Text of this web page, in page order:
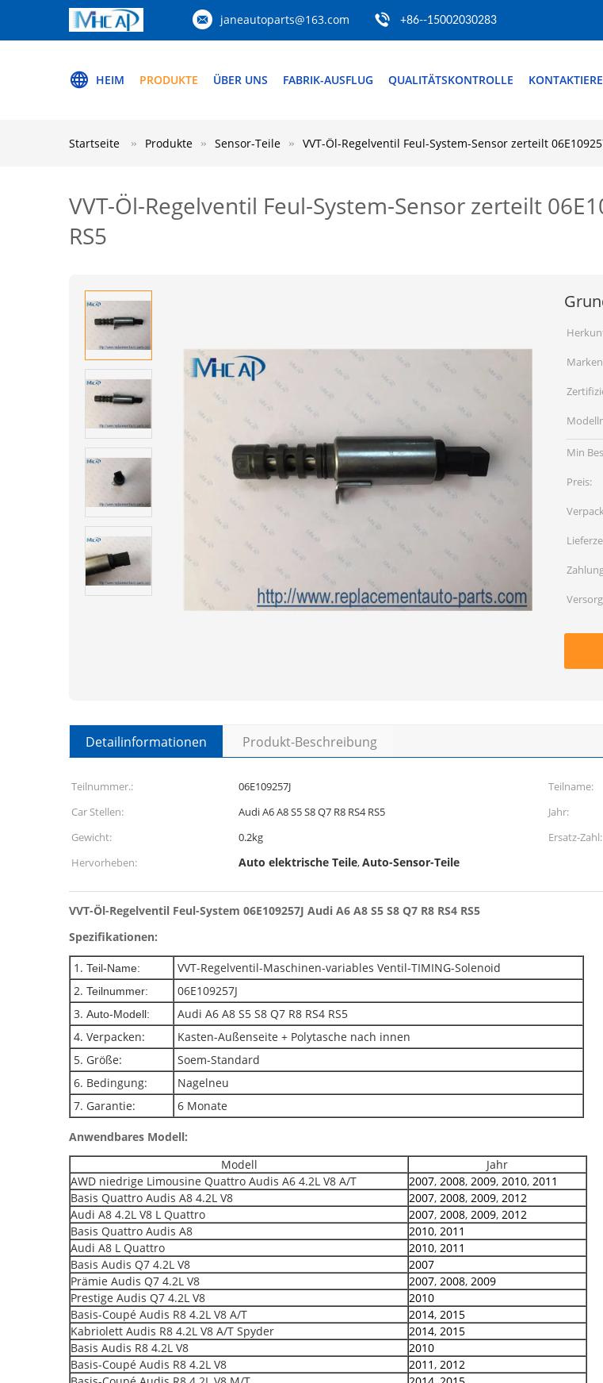
janeautoparts@163.com +86--15002030283
HEIM PRODUKTE ÜBER UNS FABRIK-AUSFLUG QUALITÄTSKONTROLLE
Startseite Produkte Sensor-Teile VVT-Öl-Regelventil Feul-System-Sensor zerteilt
VVT-Öl-Regelventil Feul-System-Sensor zerteilt
RS5
Min
Preis:
Detailinformationen Produkt-Beschreibung
Teilnummer.: 06E109257J Teilname:
Car Stellen:
Audi A6 A8 S5 S8 Q7 R8 RS4 RS5 Jahr:
Gewicht:
0.2kg Ersatz-Zahl:
Hervorheben:
Auto elektrische Teile,Auto-Sensor-Teile
VVT-Öl-Regelventil Feul-System 06E109257J Audi A6 A8 S5 S8 Q7 R8 RS4 RS5
Spezifikationen:
1. Teil-Name:
VVT-Regelventil-Maschinen-variables Ventil-TIMING-Solenoid
2. Teilnummer:
06E109257J
3. Auto-Modell:
Audi A6 A8 S5 S8 Q7 R8 RS4 RS5
4. Verpacken:
Kasten-Außenseite + Polytasche nach innen
5. Größe:
Soem-Standard
6. Bedingung:
Nagelneu
7. Garantie:
6 Monate
Anwendbares Modell:
Modell
Jahr
AWD niedrige Limousine Quattro Audis A6 4.2L V8 A/T
2007, 2008, 2009, 2010, 2011
Basis Quattro Audis A8 4.2L V8
2007, 2008, 2009, 2012
Audi A8 4.2L V8 L Quattro
2007, 2008, 2009, 2012
Basis Quattro Audis A8
2010, 2011
Audi A8 L Quattro
2010, 2011
Basis Audis Q7 4.2L V8
2007
Prämie Audis Q7 4.2L V8
2007, 2008, 2009
Prestige Audis Q7 4.2L V8
2010
Basis-Coupé Audis R8 4.2L V8 A/T
2014, 2015
Kabriolett Audis R8 4.2L V8 A/T Spyder
2014, 2015
Basis Audis R8 4.2L V8
2010
Basis-Coupé Audis R8 4.2L V8
2011, 2012